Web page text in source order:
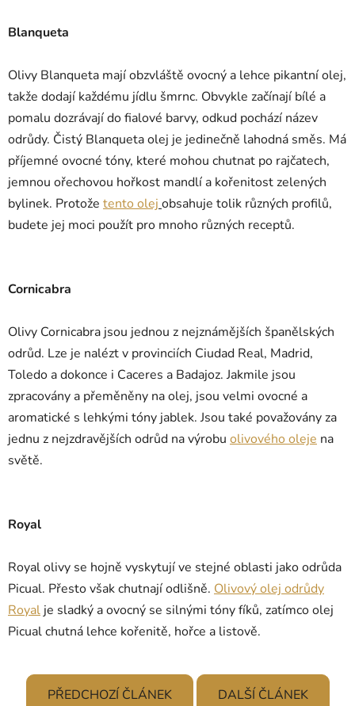
Blanqueta
Olivy Blanqueta mají obzvláště ovocný a lehce pikantní olej,
takže dodají každému jídlu šmrnc. Obvykle začínají bílé a
pomalu dozrávají do fialové barvy, odkud pochází název
odrůdy. Čistý Blanqueta olej je jedinečně lahodná směs. Má
příjemné ovocné tóny, které mohou chutnat po rajčatech,
jemnou ořechovou hořkost mandlí a kořenitost zelených
bylinek. Protože tento olej obsahuje tolik různých profilů,
budete jej moci použít pro mnoho různých receptů.
Cornicabra
Olivy Cornicabra jsou jednou z nejznámějších španělských
odrůd. Lze je nalézt v provinciích Ciudad Real, Madrid,
Toledo a dokonce i Caceres a Badajoz. Jakmile jsou
zpracovány a přeměněny na olej, jsou velmi ovocné a
aromatické s lehkými tóny jablek. Jsou také považovány za
jednu z nejzdravějších odrůd na výrobu olivového oleje na
světě.
Royal
Royal olivy se hojně vyskytují ve stejné oblasti jako odrůda
Picual. Přesto však chutnají odlišně. Olivový olej odrůdy
Royal je sladký a ovocný se silnými tóny fíků, zatímco olej
Picual chutná lehce kořenitě, hořce a listově.
PŘEDCHOZÍ ČLÁNEK DALŠÍ ČLÁNEK